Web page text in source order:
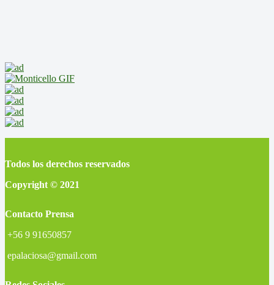
Todos los derechos reservados
Copyright © 2021
Contacto Prensa
+56 9 91650857
epalaciosa@gmail.com